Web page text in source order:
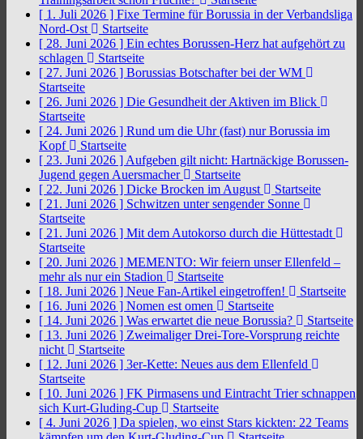
[ 1. Juli 2026 ] Fixe Termine für Borussia in der Verbandsliga
Nord-Ost
Startseite
[ 28. Juni 2026 ] Ein echtes Borussen-Herz hat aufgehört zu
schlagen
Startseite
[ 27. Juni 2026 ] Borussias Botschafter bei der WM
Startseite
[ 26. Juni 2026 ] Die Gesundheit der Aktiven im Blick
Startseite
[ 24. Juni 2026 ] Rund um die Uhr (fast) nur Borussia im
Kopf
Startseite
[ 23. Juni 2026 ] Aufgeben gilt nicht: Hartnäckige Borussen-
Jugend gegen Auersmacher
Startseite
[ 22. Juni 2026 ] Dicke Brocken im August
Startseite
[ 21. Juni 2026 ] Schwitzen unter sengender Sonne
Startseite
[ 21. Juni 2026 ] Mit dem Autokorso durch die Hüttestadt
Startseite
[ 20. Juni 2026 ] MEMENTO: Wir feiern unser Ellenfeld –
mehr als nur ein Stadion
Startseite
[ 18. Juni 2026 ] Neue Fan-Artikel eingetroffen!
Startseite
[ 16. Juni 2026 ] Nomen est omen
Startseite
[ 14. Juni 2026 ] Was erwartet die neue Borussia?
Startseite
[ 13. Juni 2026 ] Zweimaliger Drei-Tore-Vorsprung reichte
nicht
Startseite
[ 12. Juni 2026 ] 3er-Kette: Neues aus dem Ellenfeld
Startseite
[ 10. Juni 2026 ] FK Pirmasens und Eintracht Trier schnappen
sich Kurt-Gluding-Cup
Startseite
[ 4. Juni 2026 ] Da spielen, wo einst Stars kickten: 22 Teams